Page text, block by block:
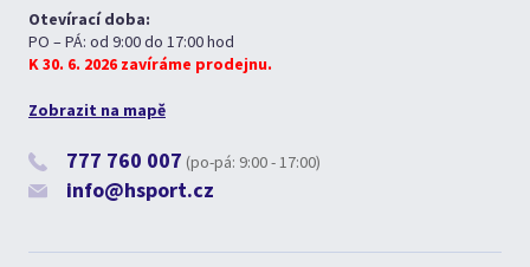
Otevírací doba:
PO – PÁ: od 9:00 do 17:00 hod
K 30. 6. 2026 zavíráme prodejnu.
Zobrazit na mapě
777 760 007 (po-pá: 9:00 - 17:00)
info@hsport.cz